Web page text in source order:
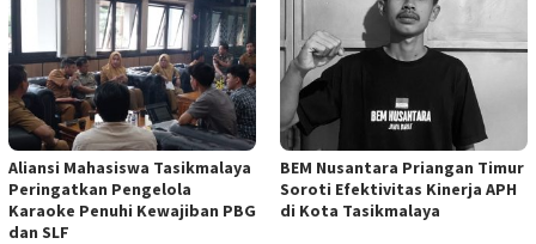
Aliansi Mahasiswa Tasikmalaya
Peringatkan Pengelola
Karaoke Penuhi Kewajiban PBG
dan SLF
BEM Nusantara Priangan Timur
Soroti Efektivitas Kinerja APH
di Kota Tasikmalaya